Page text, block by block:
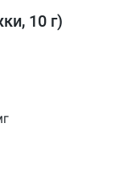
10 г)